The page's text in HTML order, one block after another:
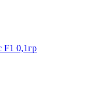
F1 0,1гр